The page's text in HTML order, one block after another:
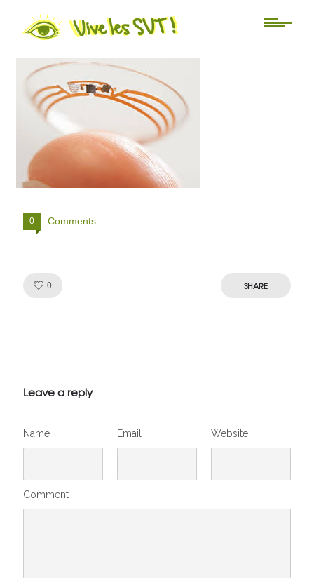
téléchargement (1)
0 Comments
0 SHARE
Leave a reply
Name Email Website
Comment